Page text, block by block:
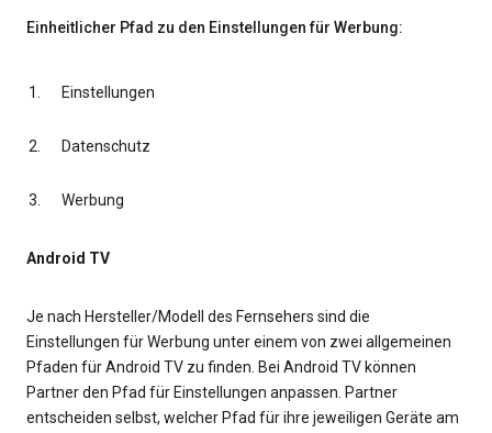
Einheitlicher Pfad zu den Einstellungen für Werbung:
Einstellungen
Datenschutz
Werbung
Android TV
Je nach Hersteller/Modell des Fernsehers sind die
Einstellungen für Werbung unter einem von zwei allgemeinen
Pfaden für Android TV zu finden. Bei Android TV können
Partner den Pfad für Einstellungen anpassen. Partner
entscheiden selbst, welcher Pfad für ihre jeweiligen Geräte am